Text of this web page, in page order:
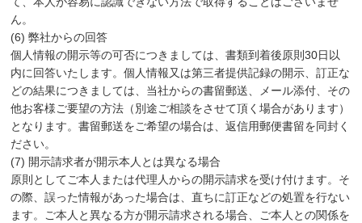
ん。
(6) 弊社からの回答
個人情報の開示等の可否につきましては、書類到着後原則30日以
内に回答いたします。個人情報又は第三者提供記録の開示、訂正な
どの結果につきましては、当社からの書留郵送、メール添付、その
他お客様ご要望の方法（別途ご相談をさせて頂く場合があります）
となります。書留郵送をご希望の場合は、返信用郵便書留を同封く
ださい。
(7) 開示請求者が開示本人とは異なる場合
原則としてご本人または代理人からの開示請求を受け付けます。そ
の際、誤った情報があった場合は、直ちに訂正などの処置を行ない
ます。ご本人と異なる方が開示請求される場合、ご本人との関係を